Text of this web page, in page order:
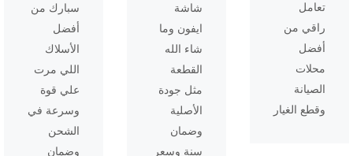
تعامل
راقي من
أفضل
محلات
الصيانة
وقطع الغيار
شاشة
ايفون وما
شاء الله
القطعة
مثل جودة
الأصلية
وضمان
سنة وسعر
سبارك من
أفضل
الأسلاك
اللي مرت
علي قوة
وسرعة في
الشحن
وضمان